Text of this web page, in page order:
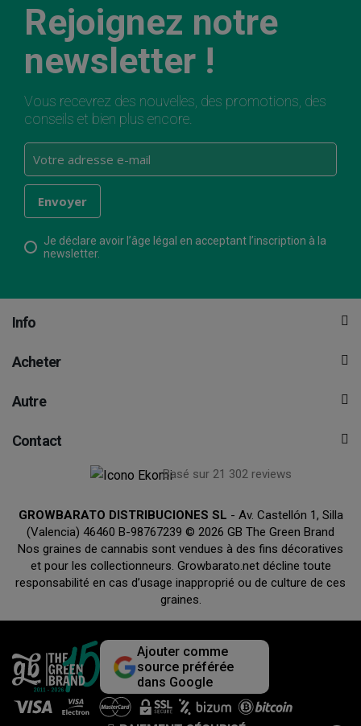
Rejoignez notre
newsletter !
Vous recevrez des nouvelles, des promotions, des
conseils et bien plus encore.
Je déclare avoir l’âge légal en acceptant l’inscription à la
newsletter.
Info
Acheter
Autre
Contact
Basé sur 21 302 reviews
GROWBARATO DISTRIBUCIONES SL - Av. Castellón 1, Silla
(Valencia) 46460 B-98767239 © 2026 GB The Green Brand
Nos graines de cannabis sont vendues à des fins décoratives
et pour les collectionneurs. Growbarato.net décline toute
responsabilité en cas d’usage inapproprié ou de culture de ces
graines.
Ajouter comme
source préférée
dans Google